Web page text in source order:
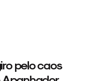
pelo caos